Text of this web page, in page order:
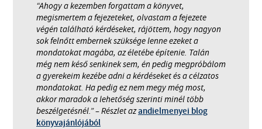
“Ahogy a kezemben forgattam a könyvet,
megismertem a fejezeteket, olvastam a fejezete
végén található kérdéseket, rájöttem, hogy nagyon
sok felnőtt embernek szüksége lenne ezeket a
mondatokat magába, az életébe építenie. Talán
még nem késő senkinek sem, én pedig megpróbálom
a gyerekeim kezébe adni a kérdéseket és a célzatos
mondatokat. Ha pedig ez nem megy még most,
akkor maradok a lehetőség szerinti minél több
beszélgetésnél.” – Részlet azandielmenyei blog
könyvajánlójából